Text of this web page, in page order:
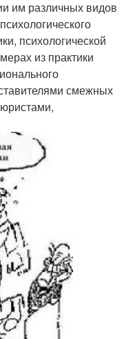
им различных видов
психологической
из практики
смежных